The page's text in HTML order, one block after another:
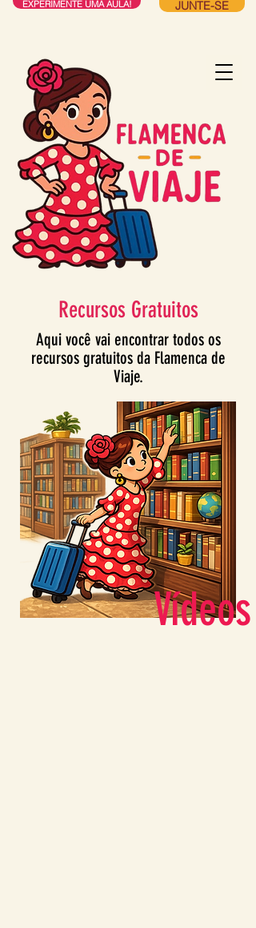
EXPERIMENTE UMA AULA! JUNTE-SE
Recursos Gratuitos
Aqui você vai encontrar todos os
recursos gratuitos da Flamenca de
Viaje.
Vídeos